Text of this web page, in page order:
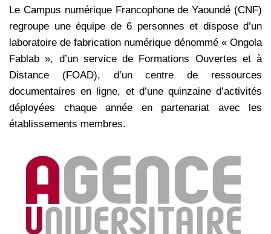
Le Campus numérique Francophone de Yaoundé (CNF)
regroupe une équipe de 6 personnes et dispose d’un
laboratoire de fabrication numérique dénommé « Ongola
Fablab », d’un service de Formations Ouvertes et à
Distance (FOAD), d’un centre de ressources
documentaires en ligne, et d’une quinzaine d’activités
déployées chaque année en partenariat avec les
établissements membres.